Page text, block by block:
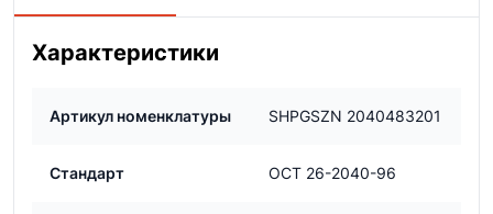
Характеристики
Артикул номенклатуры SHPGSZN 2040483201
Стандарт ОСТ 26-2040-96